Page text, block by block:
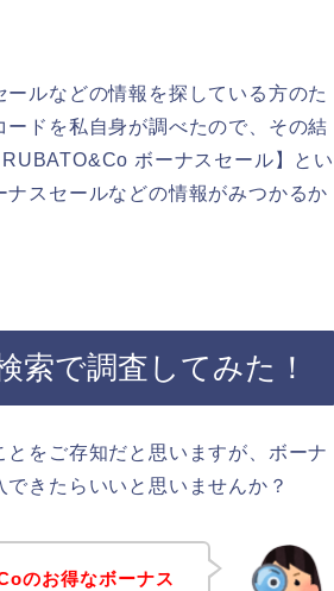
ルなどの情報を探している方のた
ドを私自身が調べたので、その結
ボーナスセール】とい
スセールなどの情報がみつかるか
索で調査してみた！
をご存知だと思いますが、ボーナ
きたらいいと思いませんか？
のお得なボーナス